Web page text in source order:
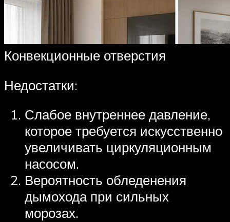
Конвекционные отверстия
Недостатки:
Слабое внутреннее давление,
которое требуется искусственно
увеличивать циркуляционным
насосом.
Вероятность обледенения
дымохода при сильных
морозах.